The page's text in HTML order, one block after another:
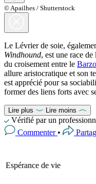
© Apailhes / Shutterstock
Le Lévrier de soie,
Windhound, est une race
du croisement entre le
allure aristocratique et son
est apprécié pour sa
former des liens forts avec
Lire plus Lire moins
Vérifié par un
Commenter •
Espérance de vie